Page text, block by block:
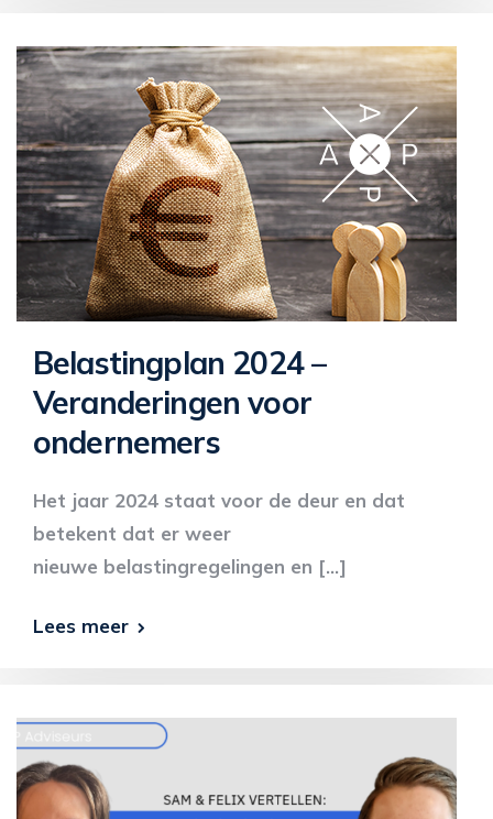
Belastingplan 2024 –
Veranderingen voor
ondernemers
Het jaar 2024 staat voor de deur en dat
betekent dat er weer
nieuwe belastingregelingen en […]
Lees meer